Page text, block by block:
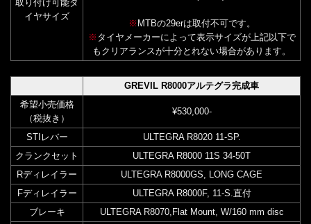
取り付け可能タ
イヤサイズ
※ MTBの29erは取付不可です。
※ タイヤメーカーによって表示サイズが上記以下で
もクリアランスが十分とれない場合があります。
GREVIL R8000アルテグラ完成車
希望小売価格
（税抜き）
¥530,000-
STIレバー
ULTEGRA R8020 11-SP.
クランクセット
ULTEGRA R8000 11S 34-50T
Rディレイラー
ULTEGRA R8000GS, LONG CAGE
Fディレイラー
ULTEGRA R8000F, 11-S.直付
ブレーキ
ULTEGRA R8070,Flat Mount, W/160 mm disc